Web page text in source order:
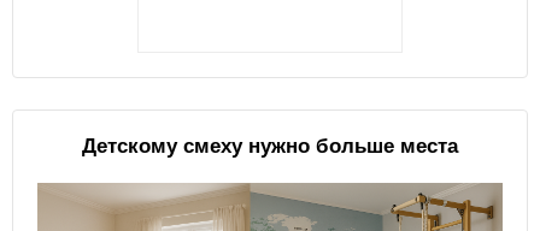
Детскому смеху нужно больше места